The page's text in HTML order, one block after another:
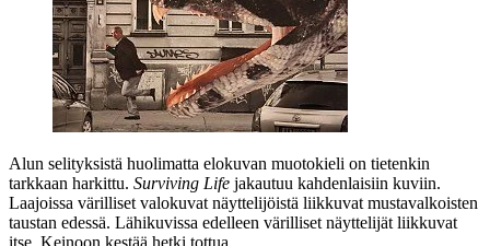
Alun selityksistä huolimatta elokuvan muotokieli on tietenkin
tarkkaan harkittu. Surviving Life jakautuu kahdenlaisiin kuviin.
Laajoissa värilliset valokuvat näyttelijöistä liikkuvat mustavalkoisten
taustan edessä. Lähikuvissa edelleen värilliset näyttelijät liikkuvat
itse. Keinoon kestää hetki tottua.